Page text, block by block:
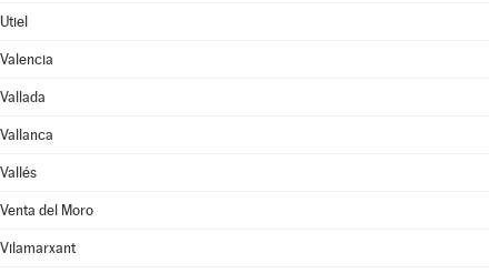
Utiel
Valencia
Vallada
Vallanca
Vallés
Venta del Moro
Vilamarxant